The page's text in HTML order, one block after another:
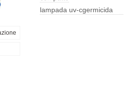
lampada uv-cgermicida